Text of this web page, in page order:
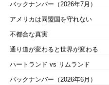
バックナンバー（2026年7月）
アメリカは同盟国を守れない
不都合な真実
通り道が変わると世界が変わる
ハートランド vs リムランド
バックナンバー（2026年6月）